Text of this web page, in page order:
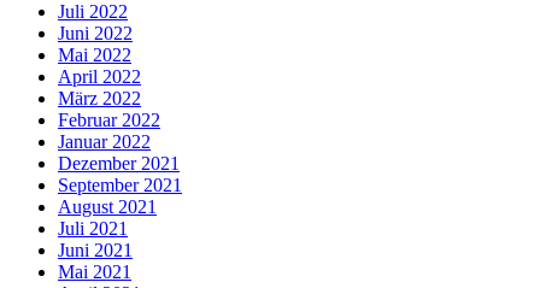
Juli 2022
Juni 2022
Mai 2022
April 2022
März 2022
Februar 2022
Januar 2022
Dezember 2021
September 2021
August 2021
Juli 2021
Juni 2021
Mai 2021